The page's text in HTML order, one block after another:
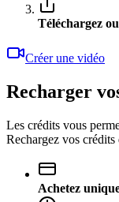
Téléchargez
Créer une vidéo
Recharger
Les crédits vous
Rechargez vos
Achetez